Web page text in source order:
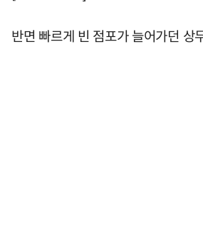
반면 빠르게 빈 점포가 늘어가던 상